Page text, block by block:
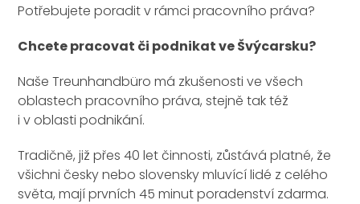
Potřebujete poradit v rámci pracovního práva?
Chcete pracovat či podnikat ve Švýcarsku?
Naše Treunhandbüro má zkušenosti ve všech
oblastech pracovního práva, stejně tak též
i v oblasti podnikání.
Tradičně, již přes 40 let činnosti, zůstává platné, že
všichni česky nebo slovensky mluvící lidé z celého
světa, mají prvních 45 minut poradenství zdarma.